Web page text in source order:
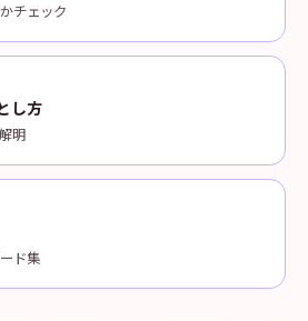
チェック
し方
明
ド集